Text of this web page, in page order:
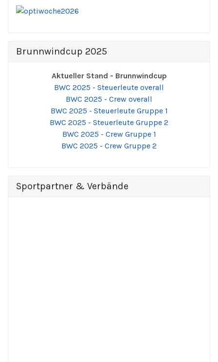
Brunnwindcup 2025
Aktueller Stand - Brunnwindcup
BWC 2025 - Steuerleute overall
BWC 2025 - Crew overall
BWC 2025 - Steuerleute Gruppe 1
BWC 2025 - Steuerleute Gruppe 2
BWC 2025 - Crew Gruppe 1
BWC 2025 - Crew Gruppe 2
Sportpartner & Verbände